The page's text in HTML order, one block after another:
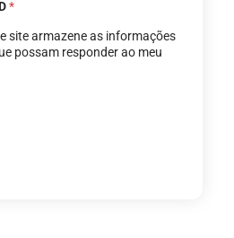
*
site armazene as informações
possam responder ao meu